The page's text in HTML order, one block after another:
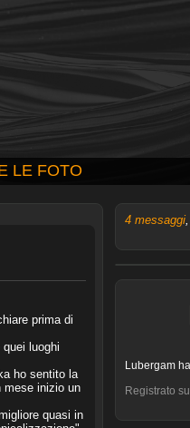
LE FOTO
prima di
luoghi
ho sentito la
mese inizio un
quasi in
4 messaggi
Lubergam
Registrato